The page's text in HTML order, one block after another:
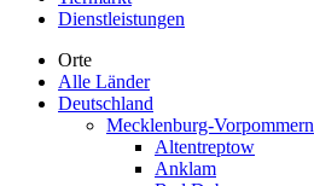
Dienstleistungen
Orte
Alle Länder
Deutschland
Mecklenburg-Vorpommern
Altentreptow
Anklam